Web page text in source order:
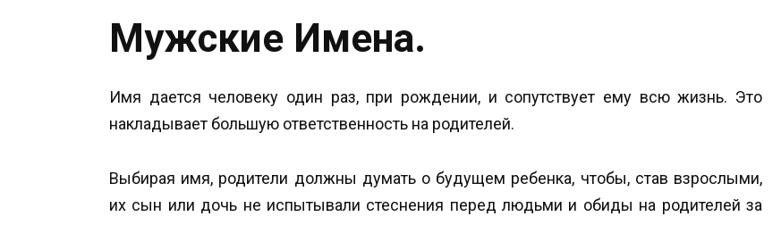
Мужские Имена.
Имя дается человеку один раз, при рождении, и сопутствует ему всю жизнь. Это
накладывает большую ответственность на родителей.
Выбирая имя, родители должны думать о будущем ребенка, чтобы, став взрослыми,
их сын или дочь не испытывали стеснения перед людьми и обиды на родителей за